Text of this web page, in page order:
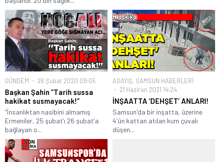
GÜNDEM 26 Şubat 2020 09:05
Başkan Şahin ”Tarih sussa
hakikat susmayacak!”
“İnsanlıktan nasibini almamış
Ermeniler, 25 şubat’ı 26 şubat’a
bağlayan o...
ASAYİŞ, SAMSUN HABERLERİ
21 Haziran 2021 14:24
İNŞAATTA ‘DEHŞET’ ANLARI!
Samsun'da bir inşatta, üzerine
4'ün kattan atılan kum çuvalı
düşen...